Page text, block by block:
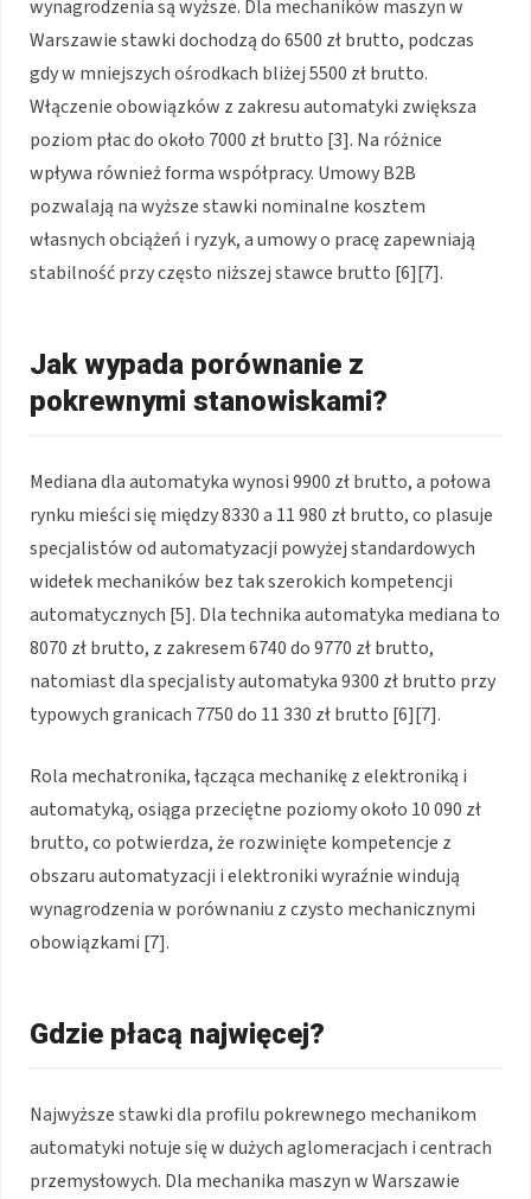
wynagrodzenia są wyższe. Dla mechaników maszyn w
Warszawie stawki dochodzą do 6500 zł brutto, podczas
gdy w mniejszych ośrodkach bliżej 5500 zł brutto.
Włączenie obowiązków z zakresu automatyki zwiększa
poziom płac do około 7000 zł brutto [3]. Na różnice
wpływa również forma współpracy. Umowy B2B
pozwalają na wyższe stawki nominalne kosztem
własnych obciążeń i ryzyk, a umowy o pracę zapewniają
stabilność przy często niższej stawce brutto [6][7].
Jak wypada porównanie z
pokrewnymi stanowiskami?
Mediana dla automatyka wynosi 9900 zł brutto, a połowa
rynku mieści się między 8330 a 11 980 zł brutto, co plasuje
specjalistów od automatyzacji powyżej standardowych
widełek mechaników bez tak szerokich kompetencji
automatycznych [5]. Dla technika automatyka mediana to
8070 zł brutto, z zakresem 6740 do 9770 zł brutto,
natomiast dla specjalisty automatyka 9300 zł brutto przy
typowych granicach 7750 do 11 330 zł brutto [6][7].
Rola mechatronika, łącząca mechanikę z elektroniką i
automatyką, osiąga przeciętne poziomy około 10 090 zł
brutto, co potwierdza, że rozwinięte kompetencje z
obszaru automatyzacji i elektroniki wyraźnie windują
wynagrodzenia w porównaniu z czysto mechanicznymi
obowiązkami [7].
Gdzie płacą najwięcej?
Najwyższe stawki dla profilu pokrewnego mechanikom
automatyki notuje się w dużych aglomeracjach i centrach
przemysłowych. Dla mechanika maszyn w Warszawie